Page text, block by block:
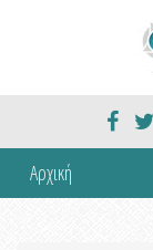
Αρχική